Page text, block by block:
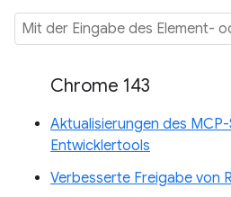
Chrome 143
Aktualisierungen des
Entwicklertools
Verbesserte Freigabe von